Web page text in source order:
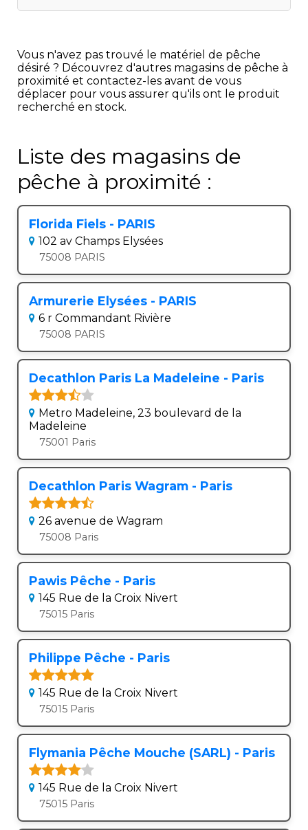
Vous n'avez pas trouvé le matériel de pêche
désiré ? Découvrez d'autres magasins de pêche à
proximité et contactez-les avant de vous
déplacer pour vous assurer qu'ils ont le produit
recherché en stock.
Liste des magasins de
pêche à proximité :
Florida Fiels - PARIS
102 av Champs Elysées
75008 PARIS
Armurerie Elysées - PARIS
6 r Commandant Rivière
75008 PARIS
Decathlon Paris La Madeleine - Paris
Metro Madeleine, 23 boulevard de la
Madeleine
75001 Paris
Decathlon Paris Wagram - Paris
26 avenue de Wagram
75008 Paris
Pawis Pêche - Paris
145 Rue de la Croix Nivert
75015 Paris
Philippe Pêche - Paris
145 Rue de la Croix Nivert
75015 Paris
Flymania Pêche Mouche (SARL) - Paris
145 Rue de la Croix Nivert
75015 Paris